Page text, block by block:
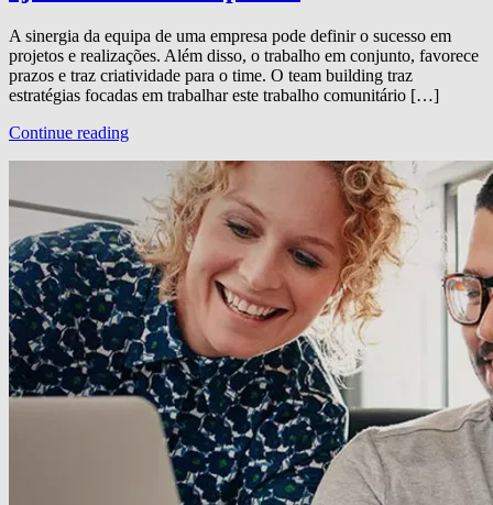
A sinergia da equipa de uma empresa pode definir o sucesso em
projetos e realizações. Além disso, o trabalho em conjunto, favorece
prazos e traz criatividade para o time. O team building traz
estratégias focadas em trabalhar este trabalho comunitário […]
Continue reading